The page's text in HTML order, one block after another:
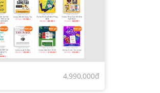
4,990,000đ